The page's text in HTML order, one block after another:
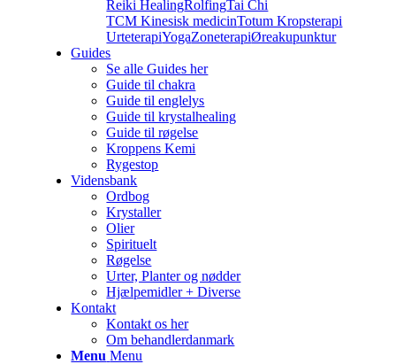
Reiki HealingRolfingTai Chi
TCM Kinesisk medicinTotum Kropsterapi
UrteterapiYogaZoneterapiØreakupunktur
Guides
Se alle Guides her
Guide til chakra
Guide til englelys
Guide til krystalhealing
Guide til røgelse
Kroppens Kemi
Rygestop
Vidensbank
Ordbog
Krystaller
Olier
Spirituelt
Røgelse
Urter, Planter og nødder
Hjælpemidler + Diverse
Kontakt
Kontakt os her
Om behandlerdanmark
Menu Menu